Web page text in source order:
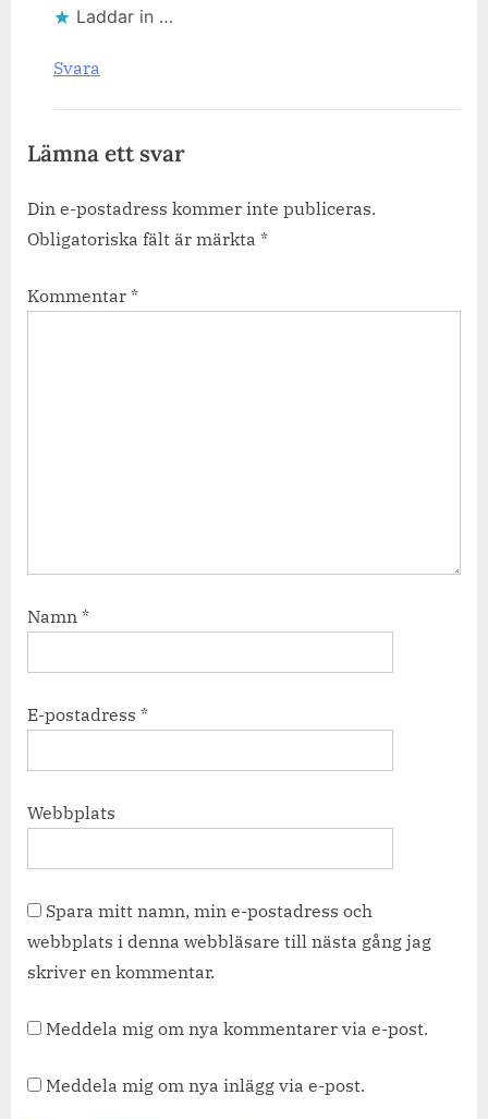
Laddar in …
Svara
Lämna ett svar
Din e-postadress kommer inte publiceras.
Obligatoriska fält är märkta *
Kommentar *
Namn *
E-postadress *
Webbplats
Spara mitt namn, min e-postadress och
webbplats i denna webbläsare till nästa gång jag
skriver en kommentar.
Meddela mig om nya kommentarer via e-post.
Meddela mig om nya inlägg via e-post.